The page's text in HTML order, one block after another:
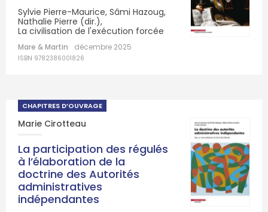
Sylvie Pierre-Maurice, Sâmi Hazoug,
Nathalie Pierre (dir.),
La civilisation de l'exécution forcée
Mare & Martin décembre 2025
ISBN 9782386001826
CHAPITRES D’OUVRAGE
Marie Cirotteau
La participation des régulés
à l’élaboration de la
doctrine des Autorités
administratives
indépendantes